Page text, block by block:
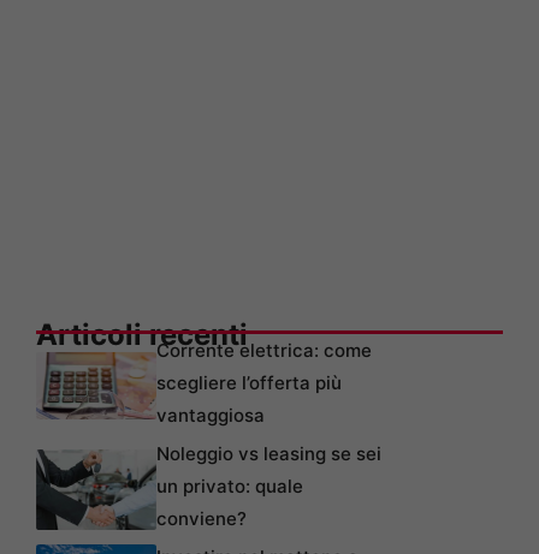
Articoli recentiCorrente elettrica: come
scegliere l’offerta più
vantaggiosa
Noleggio vs leasing se sei
un privato: quale
conviene?